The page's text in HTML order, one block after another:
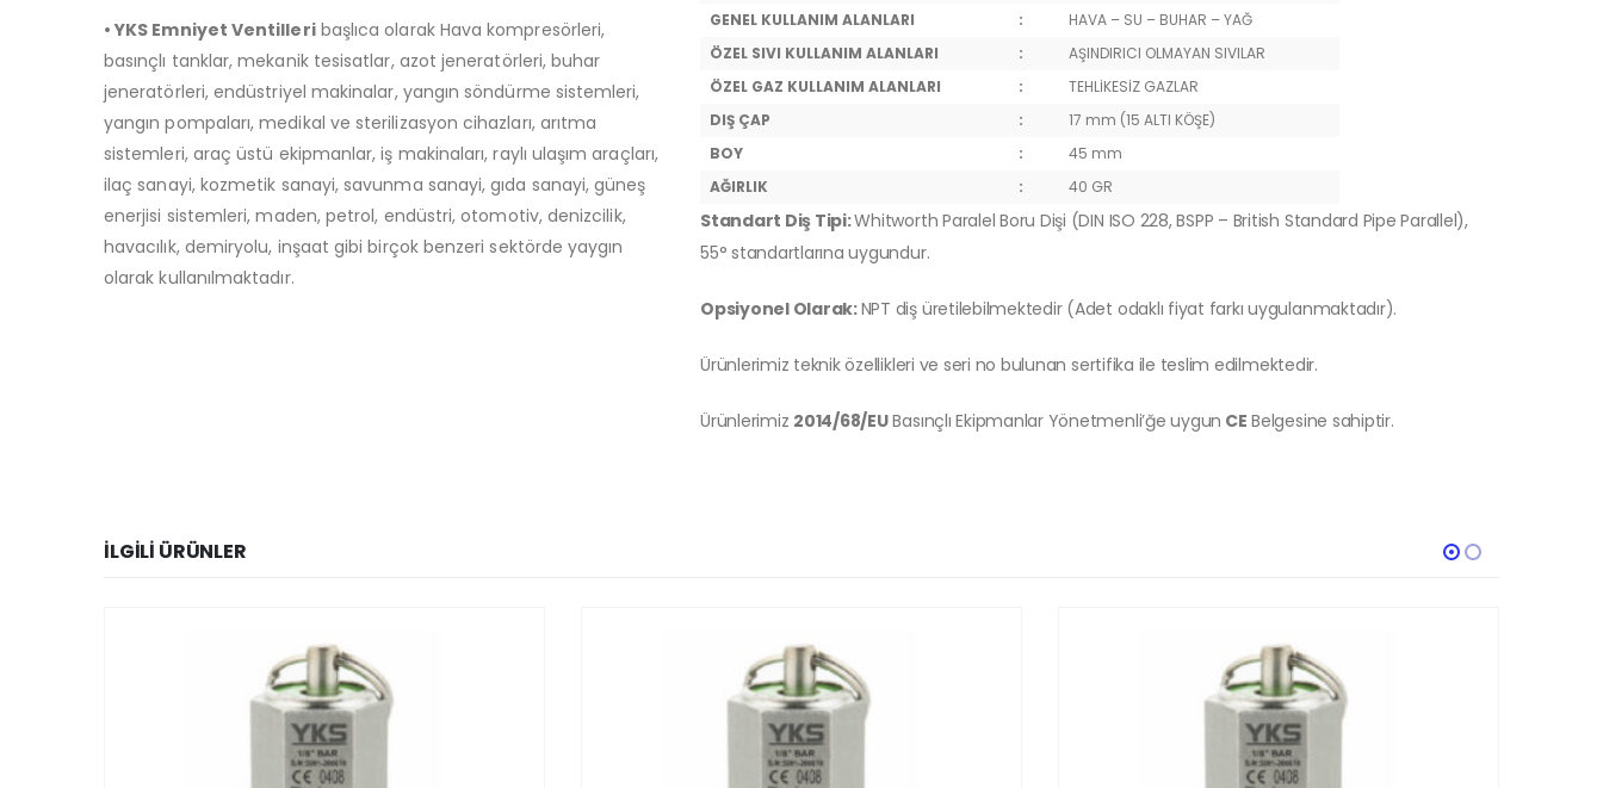
• YKS Emniyet Ventilleribaşlıca olarak Hava kompresörleri,
basınçlı tanklar, mekanik tesisatlar, azot jeneratörleri, buhar
jeneratörleri, endüstriyel makinalar, yangın söndürme sistemleri,
yangın pompaları, medikal ve sterilizasyon cihazları, arıtma
sistemleri, araç üstü ekipmanlar, iş makinaları, raylı ulaşım araçları,
ilaç sanayi, kozmetik sanayi, savunma sanayi, gıda sanayi, güneş
enerjisi sistemleri, maden, petrol, endüstri, otomotiv, denizcilik,
havacılık, demiryolu, inşaat gibi birçok benzeri sektörde yaygın
olarak kullanılmaktadır.
GENEL KULLANIM ALANLARI
:
HAVA – SU – BUHAR – YAĞ
ÖZEL SIVI KULLANIM ALANLARI
:
AŞINDIRICI OLMAYAN SIVILAR
ÖZEL GAZ KULLANIM ALANLARI
:
TEHLİKESİZ GAZLAR
DIŞ ÇAP
:
17 mm (15 ALTI KÖŞE)
BOY
:
45 mm
AĞIRLIK
: 40 GR
Standart Diş Tipi:Whitworth Paralel Boru Dişi (DIN ISO 228, BSPP – British Standard Pipe Parallel),
55° standartlarına uygundur.
Opsiyonel Olarak:NPT diş üretilebilmektedir (Adet odaklı fiyat farkı uygulanmaktadır).
Ürünlerimiz teknik özellikleri ve seri no bulunan sertifika ile teslim edilmektedir.
Ürünlerimiz 2014/68/EUBasınçlı Ekipmanlar Yönetmenli’ğe uygun CE Belgesine sahiptir.
İLGILI ÜRÜNLER